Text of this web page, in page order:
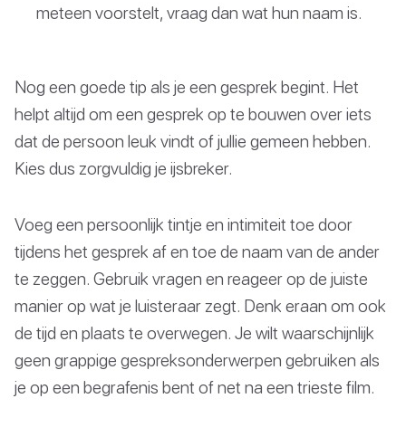
meteen voorstelt, vraag dan wat hun naam is.
Nog een goede tip als je een gesprek begint. Het
helpt altijd om een gesprek op te bouwen over iets
dat de persoon leuk vindt of jullie gemeen hebben.
Kies dus zorgvuldig je ijsbreker.
Voeg een persoonlijk tintje en intimiteit toe door
tijdens het gesprek af en toe de naam van de ander
te zeggen. Gebruik vragen en reageer op de juiste
manier op wat je luisteraar zegt. Denk eraan om ook
de tijd en plaats te overwegen. Je wilt waarschijnlijk
geen grappige gespreksonderwerpen gebruiken als
je op een begrafenis bent of net na een trieste film.